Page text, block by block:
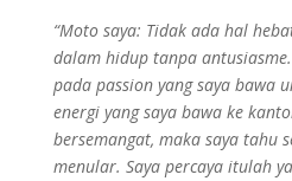
“Moto saya: Tidak ada hal
dalam hidup tanpa
pada passion yang saya bawa
energi yang saya bawa ke
bersemangat, maka saya tahu
menular. Saya percaya itulah